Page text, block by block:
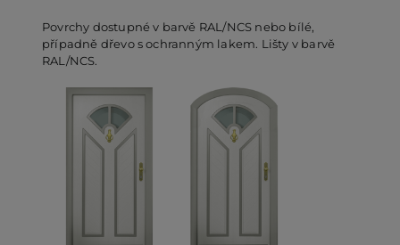
Povrchy dostupné v barvě RAL/NCS nebo bílé,
případně dřevo s ochranným lakem. Lišty v barvě
RAL/NCS.